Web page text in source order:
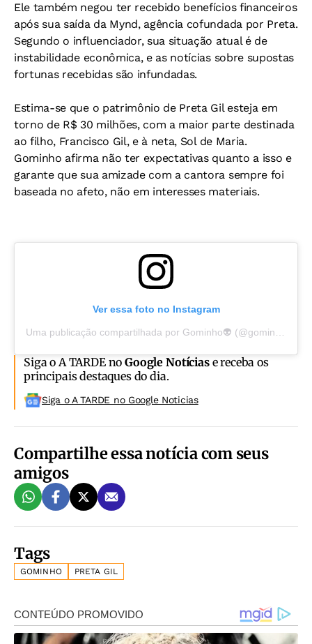
Ele também negou ter recebido benefícios financeiros
após sua saída da Mynd, agência cofundada por Preta.
Segundo o influenciador, sua situação atual é de
instabilidade econômica, e as notícias sobre supostas
fortunas recebidas são infundadas.
Estima-se que o patrimônio de Preta Gil esteja em
torno de R$ 30 milhões, com a maior parte destinada
ao filho, Francisco Gil, e à neta, Sol de Maria.
Gominho afirma não ter expectativas quanto a isso e
garante que sua amizade com a cantora sempre foi
baseada no afeto, não em interesses materiais.
Ver essa foto no Instagram
Siga o A TARDE noGoogle Notíciase receba os
principais destaques do dia.
Siga o A TARDE no Google Noticias
Compartilhe essa notícia com seus
amigos
Tags
GOMINHO PRETA GIL